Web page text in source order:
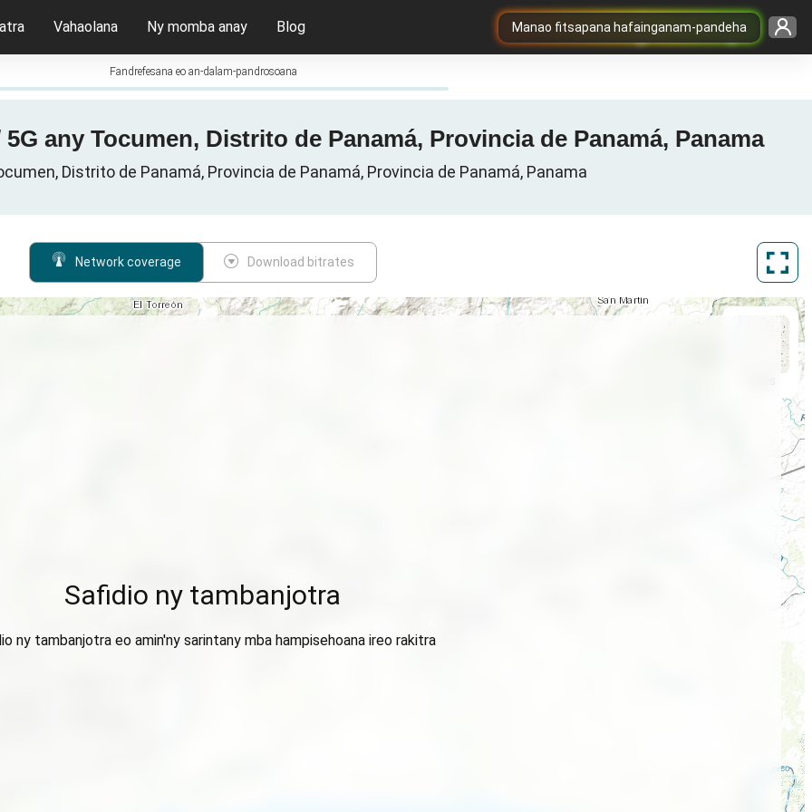
Manao fitsapana hafainganam-pandeha
Vahaolana Ny momba anay Blog
Fandrefesana eo an-dalam-pandrosoana
any Tocumen, Distrito de Panamá, Provincia de Panamá, Panama
Distrito de Panamá, Provincia de Panamá, Provincia de Panamá, Panama
Network coverage Download bitrates
Safidio ny tambanjotra
ny tambanjotra eo amin'ny sarintany mba hampisehoana ireo rakitra